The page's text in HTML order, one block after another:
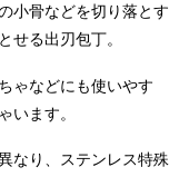
小骨などを切り落とす
せる出刃包丁。
ゃなどにも使いやす
います。
なり、ステンレス特殊